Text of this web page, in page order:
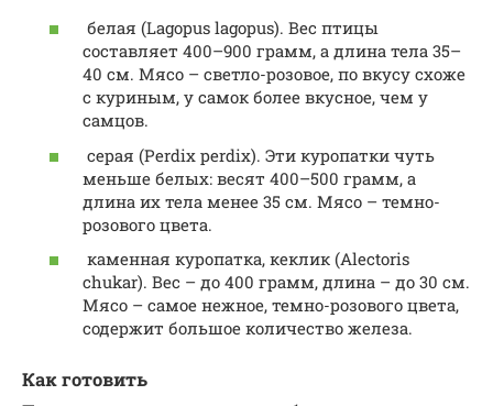
белая (Lagopus lagopus). Вес птицы
составляет 400–900 грамм, а длина тела 35–
40 см. Мясо – светло-розовое, по вкусу схоже
с куриным, у самок более вкусное, чем у
самцов.
серая (Perdix perdix). Эти куропатки чуть
меньше белых: весят 400–500 грамм, а
длина их тела менее 35 см. Мясо – темно-
розового цвета.
каменная куропатка, кеклик (Alectoris
chukar). Вес – до 400 грамм, длина – до 30 см.
Мясо – самое нежное, темно-розового цвета,
содержит большое количество железа.
Как готовить